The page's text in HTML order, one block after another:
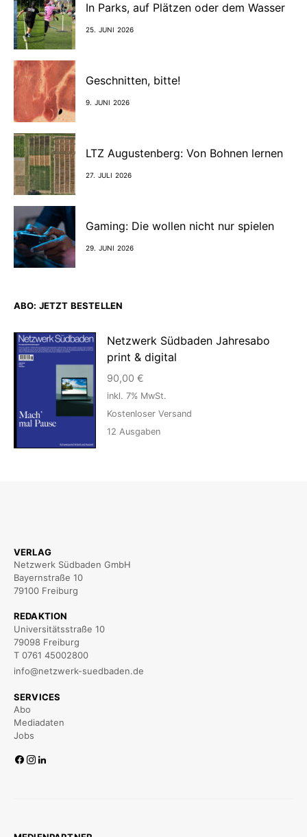
In Parks, auf Plätzen oder dem Wasser
25. JUNI 2026
Geschnitten, bitte!
9. JUNI 2026
LTZ Augustenberg: Von Bohnen lernen
27. JULI 2026
Gaming: Die wollen nicht nur spielen
29. JUNI 2026
ABO: JETZT BESTELLEN
Netzwerk Südbaden Jahresabo
print & digital
90,00 €
inkl. 7% MwSt.
Kostenloser Versand
12 Ausgaben
VERLAG
Netzwerk Südbaden GmbH
Bayernstraße 10
79100 Freiburg
REDAKTION
Universitätsstraße 10
79098 Freiburg
T 0761 45002800
info@netzwerk-suedbaden.de
SERVICES
Abo
Mediadaten
Jobs